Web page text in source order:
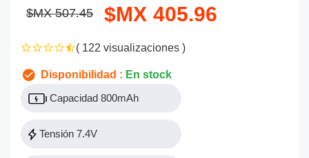
$MX 507.45 $MX 405.96
( 122 visualizaciones )
Disponibilidad : En stock
Capacidad 800mAh
Tensión 7.4V